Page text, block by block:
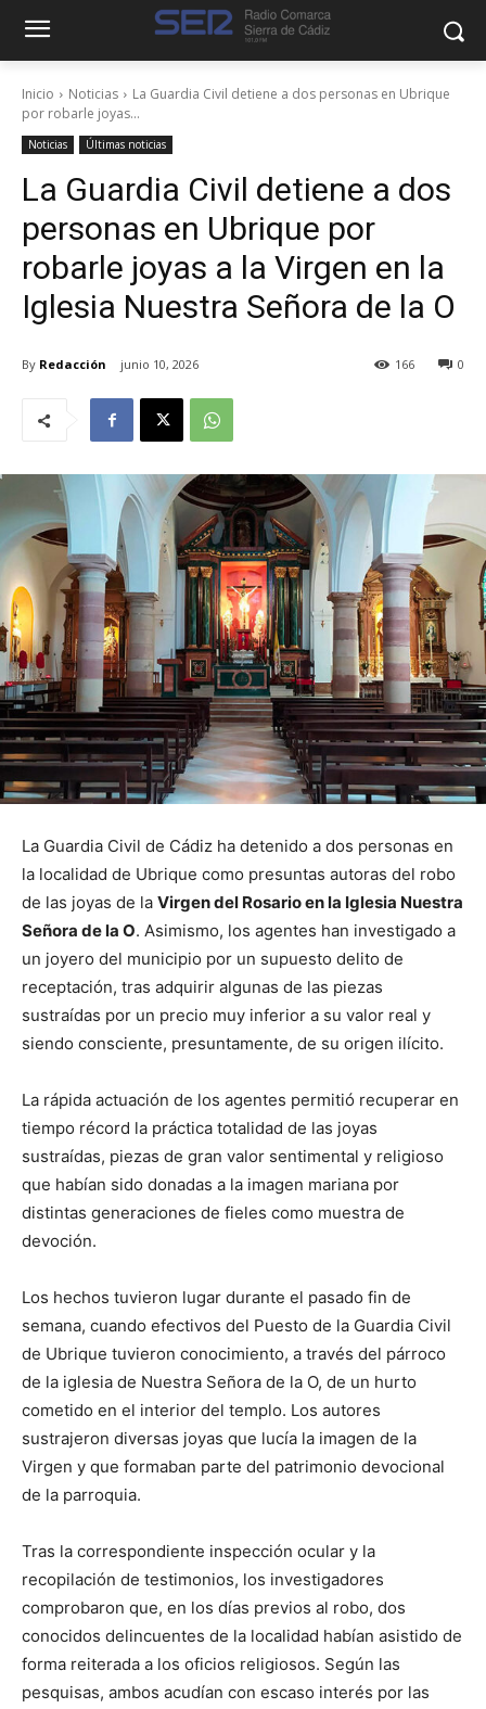
Inicio Noticias
La Guardia Civil detiene a dos personas en Ubrique
por robarle joyas...
Noticias Últimas noticias
La Guardia Civil detiene a dos
personas en Ubrique por
robarle joyas a la Virgen en la
Iglesia Nuestra Señora de la O
By Redacción junio 10, 2026 0
166
La Guardia Civil de Cádiz ha detenido a dos personas en
la localidad de Ubrique como presuntas autoras del robo
de las joyas de la Virgen del Rosario en la Iglesia Nuestra
Señora de la O. Asimismo, los agentes han investigado a
un joyero del municipio por un supuesto delito de
receptación, tras adquirir algunas de las piezas
sustraídas por un precio muy inferior a su valor real y
siendo consciente, presuntamente, de su origen ilícito.
La rápida actuación de los agentes permitió recuperar en
tiempo récord la práctica totalidad de las joyas
sustraídas, piezas de gran valor sentimental y religioso
que habían sido donadas a la imagen mariana por
distintas generaciones de fieles como muestra de
devoción.
Los hechos tuvieron lugar durante el pasado fin de
semana, cuando efectivos del Puesto de la Guardia Civil
de Ubrique tuvieron conocimiento, a través del párroco
de la iglesia de Nuestra Señora de la O, de un hurto
cometido en el interior del templo. Los autores
sustrajeron diversas joyas que lucía la imagen de la
Virgen y que formaban parte del patrimonio devocional
de la parroquia.
Tras la correspondiente inspección ocular y la
recopilación de testimonios, los investigadores
comprobaron que, en los días previos al robo, dos
conocidos delincuentes de la localidad habían asistido de
forma reiterada a los oficios religiosos. Según las
pesquisas, ambos acudían con escaso interés por las